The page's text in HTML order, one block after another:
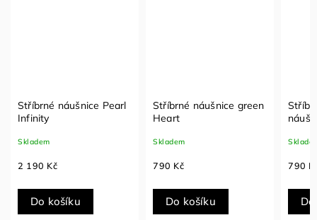
Stříbrné náušnice Pearl
Infinity
Skladem
2 190 Kč
Do košíku
Stříbrné náušnice green
Heart
Skladem
790 Kč
Do košíku
790